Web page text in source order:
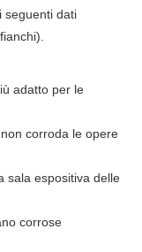
seguenti dati
adatto per le
corroda le opere
sala espositiva delle
corrose